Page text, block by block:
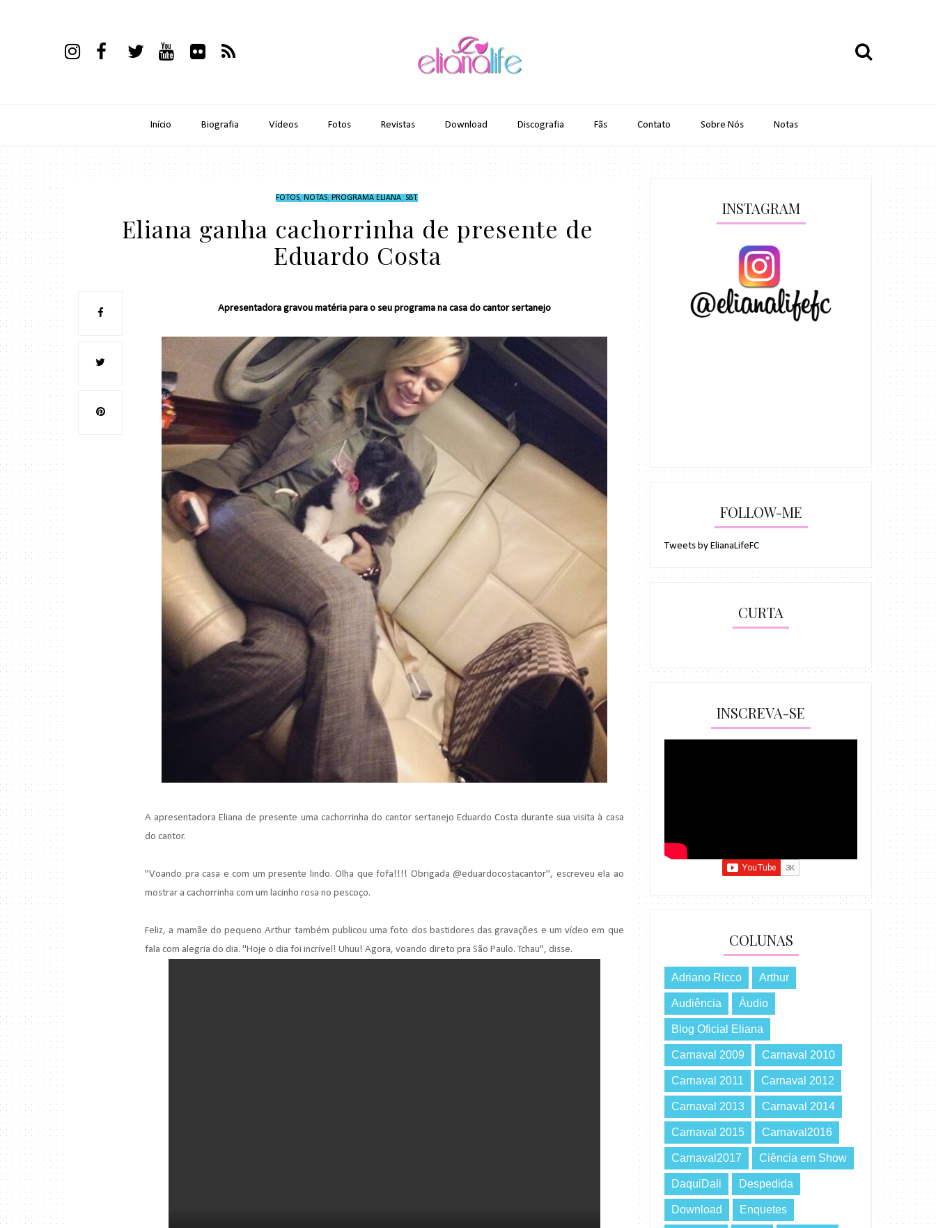
Início Biografia Vídeos Fotos Revistas Download Discografia Fãs Contato Sobre Nós Notas
FOTOS, NOTAS, PROGRAMA ELIANA, SBT,
Eliana ganha cachorrinha de presente de
Eduardo Costa
Apresentadora gravou matéria para o seu programa na casa do cantor sertanejo
A apresentadora Eliana de presente uma cachorrinha do cantor sertanejo Eduardo Costa durante sua visita à casa
do cantor.
"Voando pra casa e com um presente lindo. Olha que fofa!!!! Obrigada @eduardocostacantor", escreveu ela ao
mostrar a cachorrinha com um lacinho rosa no pescoço.
Feliz, a mamãe do pequeno Arthur também publicou uma foto dos bastidores das gravações e um vídeo em que
fala com alegria do dia. "Hoje o dia foi incrível! Uhuu! Agora, voando direto pra São Paulo. Tchau", disse.
INSTAGRAM
FOLLOW-ME
Tweets by ElianaLifeFC
CURTA
INSCREVA-SE
COLUNAS
Adriano Ricco Arthur
Audiência Áudio
Blog Oficial Eliana
Carnaval 2009 Carnaval 2010
Carnaval 2011 Carnaval 2012
Carnaval 2013 Carnaval 2014
Carnaval 2015 Carnaval2016
Carnaval2017 Ciência em Show
DaquiDali Despedida
Download Enquetes